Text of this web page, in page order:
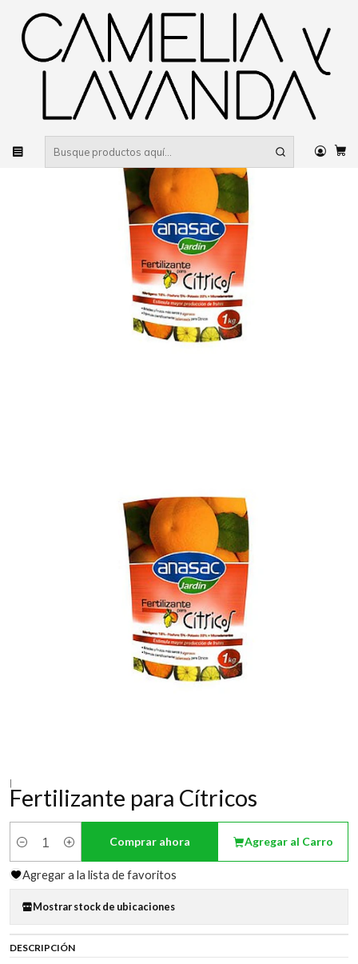
Inicio Jardinería Productos para el jardín Fertilizante para Cítricos
|
Fertilizante para Cítricos
Cantidad
Agregar al Carro
Comprar ahora
Agregar a la lista de favoritos
Mostrar stock de ubicaciones
DESCRIPCIÓN